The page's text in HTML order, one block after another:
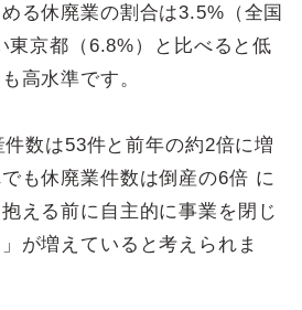
る休廃業の割合は3.5%（全国
東京都（6.8%）と比べると低
高水準です。
数は53件と前年の約2倍に増
も休廃業件数は倒産の6倍 に
える前に自主的に事業を閉じ
が増えていると考えられま